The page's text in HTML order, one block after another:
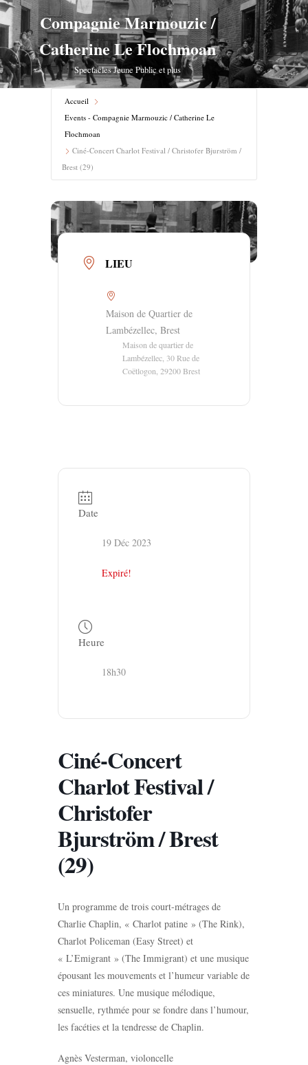
Aller
au
contenu
Compagnie Marmouzic /
Catherine Le Flochmoan
Spectacles Jeune Public et plus
Accueil
Events - Compagnie Marmouzic / Catherine Le
Flochmoan
Ciné-Concert Charlot Festival / Christofer Bjurström /
Brest (29)
LIEU
Maison de Quartier de
Lambézellec, Brest
Maison de quartier de
Lambézellec, 30 Rue de
Coëtlogon, 29200 Brest
Date
19 Déc 2023
Expiré!
Heure
18h30
Ciné-Concert
Charlot Festival /
Christofer
Bjurström / Brest
(29)
Un programme de trois court-métrages de
Charlie Chaplin, « Charlot patine » (The Rink),
Charlot Policeman (Easy Street) et
« L’Emigrant » (The Immigrant) et une musique
épousant les mouvements et l’humeur variable de
ces miniatures. Une musique mélodique,
sensuelle, rythmée pour se fondre dans l’humour,
les facéties et la tendresse de Chaplin.
Agnès Vesterman, violoncelle